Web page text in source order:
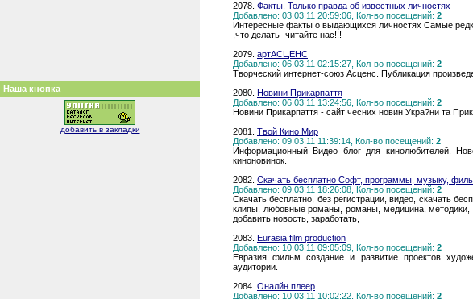
Наша кнопка
добавить в закладки
2078. Факты. Только правда об известных личностях
Добавлено: 03.03.11 20:59:06, Кол-во посещений: 2
Интересные факты о выдающихся личностях Самые
,что делать- читайте нас!!!
2079. артАСЦЕНС
Добавлено: 06.03.11 02:15:27, Кол-во посещений: 2
Творческий интернет-союз Асценс. Публикация
2080. Новини Прикарпаття
Добавлено: 06.03.11 13:24:56, Кол-во посещений: 2
Новини Прикарпаття - сайт чесних новин Укра?ни та
2081. Твой Кино Мир
Добавлено: 09.03.11 11:39:14, Кол-во посещений: 2
Информационный Видео блог для кинолюбителей.
киноновинок.
2082. Скачать бесплатно Софт, программы, музыку,
Добавлено: 09.03.11 18:26:08, Кол-во посещений: 2
Скачать бесплатно, без регистрации, видео, скачать
клипы, любовные романы, романы, медицина, методики,
добавить новость, заработать,
2083. Eurasia film production
Добавлено: 10.03.11 09:05:09, Кол-во посещений: 2
Евразия фильм создание и развитие проектов
аудитории.
2084. Оналйн плеер
Добавлено: 10.03.11 10:02:22, Кол-во посещений: 2